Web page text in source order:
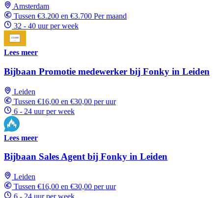
Amsterdam
Tussen €3.200 en €3.700 Per maand
32 - 40 uur per week
Lees meer
Bijbaan Promotie medewerker bij Fonky in Leiden
Leiden
Tussen €16,00 en €30,00 per uur
6 - 24 uur per week
Lees meer
Bijbaan Sales Agent bij Fonky in Leiden
Leiden
Tussen €16,00 en €30,00 per uur
6 - 24 uur per week